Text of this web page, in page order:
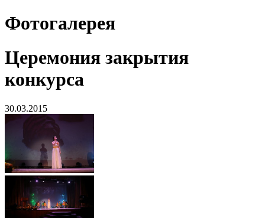
Фотогалерея
Церемония закрытия
конкурса
30.03.2015